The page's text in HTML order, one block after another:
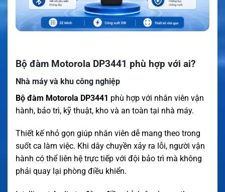
Bộ đàm Motorola DP3441 phù hợp với ai?
Nhà máy và khu công nghiệp
Bộ đàm Motorola DP3441 phù hợp với nhân viên vận
hành, bảo trì, kỹ thuật, kho và an toàn tại nhà máy.
Thiết kế nhỏ gọn giúp nhân viên dễ mang theo trong
suốt ca làm việc. Khi dây chuyền xảy ra lỗi, người vận
hành có thể liên hệ trực tiếp với đội bảo trì mà không
phải quay lại phòng điều khiển.